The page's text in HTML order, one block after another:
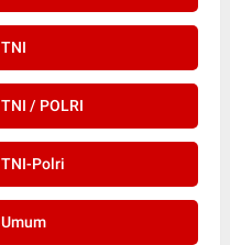
TNI
TNI / POLRI
TNI-Polri
Umum